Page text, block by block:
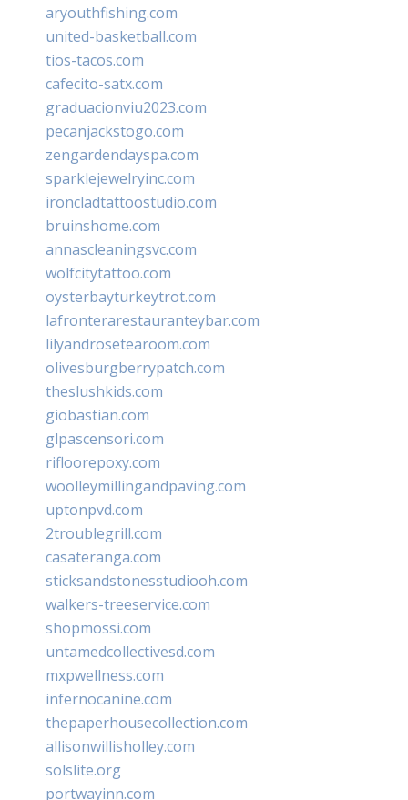
aryouthfishing.com
united-basketball.com
tios-tacos.com
cafecito-satx.com
graduacionviu2023.com
pecanjackstogo.com
zengardendayspa.com
sparklejewelryinc.com
ironcladtattoostudio.com
bruinshome.com
annascleaningsvc.com
wolfcitytattoo.com
oysterbayturkeytrot.com
lafronterarestauranteybar.com
lilyandrosetearoom.com
olivesburgberrypatch.com
theslushkids.com
giobastian.com
glpascensori.com
rifloorepoxy.com
woolleymillingandpaving.com
uptonpvd.com
2troublegrill.com
casateranga.com
sticksandstonesstudiooh.com
walkers-treeservice.com
shopmossi.com
untamedcollectivesd.com
mxpwellness.com
infernocanine.com
thepaperhousecollection.com
allisonwillisholley.com
solslite.org
portwayinn.com